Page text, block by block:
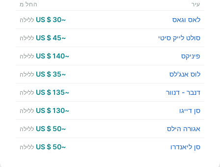
עיר החל מ
לאס וגאס ~30 $ US ללילה
סולט לייק סיטי ~45 $ US ללילה
פיניקס ~140 $ US ללילה
לוס אנג'לס ~35 $ US ללילה
דנבר - דנוור ~135 $ US ללילה
סן דייגו ~130 $ US ללילה
אגורה הילס ~50 $ US ללילה
סן ליאנדרו ~50 $ US ללילה